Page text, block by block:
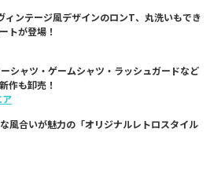
ィンテージ風デザインのロンT、丸洗いもでき
トが登場！
シャツ・ゲームシャツ・ラッシュガードなど
作も卸売！
ア
風合いが魅力の「オリジナルレトロスタイル